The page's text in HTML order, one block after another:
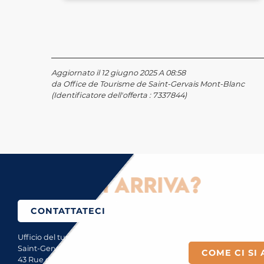
Aggiornato il 12 giugno 2025 A 08:58
da Office de Tourisme de Saint-Gervais Mont-Blanc
(Identificatore dell'offerta : 7337844)
ci si arriva?
CONTATTATECI
Ufficio del turismo di
Saint-Gervais Mont-Blanc
43 Rue du Mont-Blanc
COME CI SI